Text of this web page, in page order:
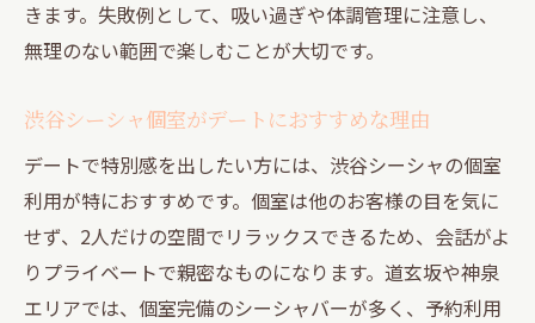
きます。失敗例として、吸い過ぎや体調管理に注意し、
無理のない範囲で楽しむことが大切です。
渋谷シーシャ個室がデートにおすすめな理由
デートで特別感を出したい方には、渋谷シーシャの個室
利用が特におすすめです。個室は他のお客様の目を気に
せず、2人だけの空間でリラックスできるため、会話がよ
りプライベートで親密なものになります。道玄坂や神泉
エリアでは、個室完備のシーシャバーが多く、予約利用